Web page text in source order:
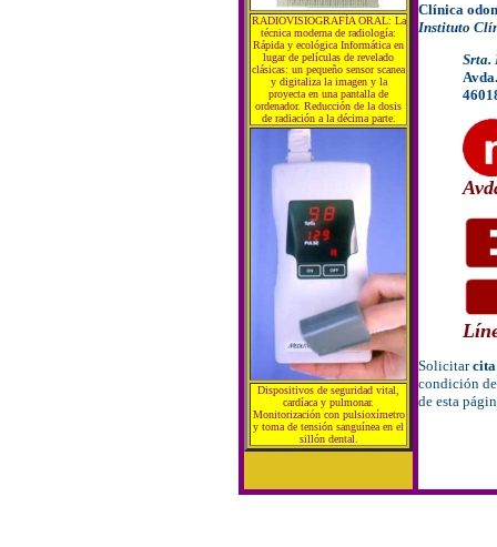
RADIOVISIOGRAFÍA ORAL: La
técnica moderna de radiología:
Rápida y ecológica Informática en
lugar de películas de revelado
clásicas: un pequeño sensor scanea
y digitaliza la imagen y la
proyecta en una pantalla de
ordenador. Reducción de la dosis
de radiación a la décima parte.
Dispositivos de seguridad vital,
cardíaca y pulmonar.
Monitorización con pulsioxímetro
y toma de tensión sanguínea en el
sillón dental.
Clínica
Instituto
Srta.
Solicitar
condición
de esta